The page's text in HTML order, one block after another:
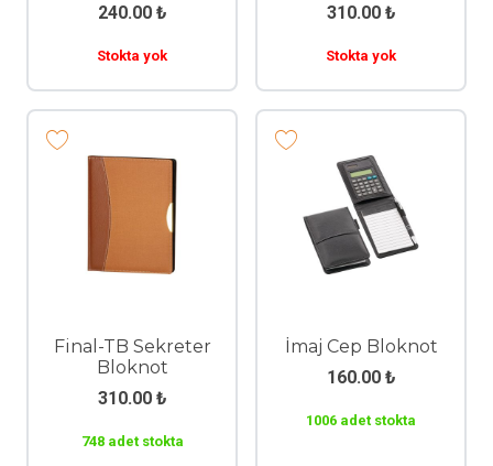
240.00 ₺
Stokta yok
310.00 ₺
Stokta yok
Final-TB Sekreter
Bloknot
310.00 ₺
748 adet stokta
İmaj Cep Bloknot
160.00 ₺
1006 adet stokta